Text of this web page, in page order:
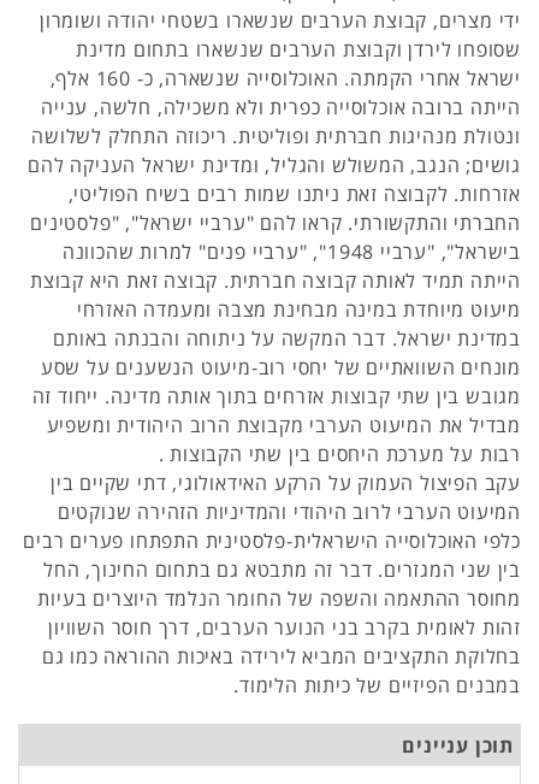
ידי מצרים, קבוצת הערבים שנשארו בשטחי יהודה ושומרון
שסופחו לירדן וקבוצת הערבים שנשארו בתחום מדינת
ישראל אחרי הקמתה. האוכלוסייה שנשארה, כ- 160 אלף,
הייתה ברובה אוכלוסייה כפרית ולא משכילה, חלשה, ענייה
ונטולת מנהיגות חברתית ופוליטית. ריכוזה התחלק לשלושה
גושים; הנגב, המשולש והגליל, ומדינת ישראל העניקה להם
אזרחות. לקבוצה זאת ניתנו שמות רבים בשיח הפוליטי,
החברתי והתקשורתי. קראו להם "ערביי ישראל", "פלסטינים
בישראל", "ערביי 1948", "ערביי פנים" למרות שהכוונה
הייתה תמיד לאותה קבוצה חברתית. קבוצה זאת היא קבוצת
מיעוט מיוחדת במינה מבחינת מצבה ומעמדה האזרחי
במדינת ישראל. דבר המקשה על ניתוחה והבנתה באותם
מונחים השוואתיים של יחסי רוב-מיעוט הנשענים על שסע
מגובש בין שתי קבוצות אזרחים בתוך אותה מדינה. ייחוד זה
מבדיל את המיעוט הערבי מקבוצת הרוב היהודית ומשפיע
רבות על מערכת היחסים בין שתי הקבוצות .
עקב הפיצול העמוק על הרקע האידאולוגי, דתי שקיים בין
המיעוט הערבי לרוב היהודי והמדיניות הזהירה שנוקטים
כלפי האוכלוסייה הישראלית-פלסטינית התפתחו פערים רבים
בין שני המגזרים. דבר זה מתבטא גם בתחום החינוך, החל
מחוסר ההתאמה והשפה של החומר הנלמד היוצרים בעיות
זהות לאומית בקרב בני הנוער הערבים, דרך חוסר השוויון
בחלוקת התקציבים המביא לירידה באיכות ההוראה כמו גם
במבנים הפיזיים של כיתות הלימוד.
תוכן עניינים